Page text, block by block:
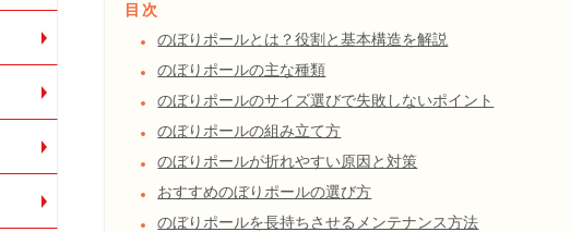
目次
のぼりポールとは？役割と基本構造を解説
のぼりポールの主な種類
のぼりポールのサイズ選びで失敗しないポイント
のぼりポールの組み立て方
のぼりポールが折れやすい原因と対策
おすすめのぼりポールの選び方
のぼりポールを長持ちさせるメンテナンス方法